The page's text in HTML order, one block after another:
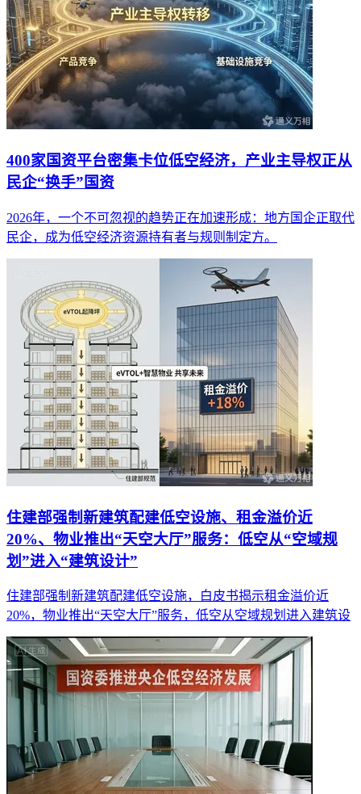
400家国资平台密集卡位低空经济，产业主导权正从
民企“换手”国资
2026年，一个不可忽视的趋势正在加速形成：地方国企正取代
民企，成为低空经济资源持有者与规则制定方。
住建部强制新建筑配建低空设施、租金溢价近
20%、物业推出“天空大厅”服务：低空从“空域规
划”进入“建筑设计”
住建部强制新建筑配建低空设施，白皮书揭示租金溢价近
20%，物业推出“天空大厅”服务，低空从空域规划进入建筑设